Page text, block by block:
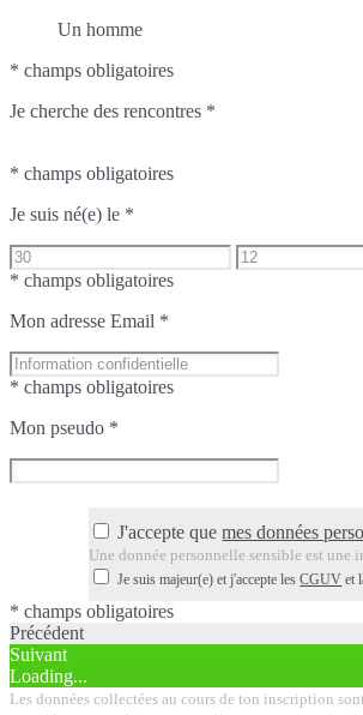
Un homme
* champs obligatoires
Je cherche des rencontres *
* champs obligatoires
Je suis né(e) le *
* champs obligatoires
Mon adresse Email *
* champs obligatoires
Mon pseudo *
J'accepte quemes données
Une donnée personnelle sensible est
Je suis majeur(e) et j'accepte lesCGUV et
* champs obligatoires
Précédent
Suivant
Loading...
Les données collectées au cours de ton inscription